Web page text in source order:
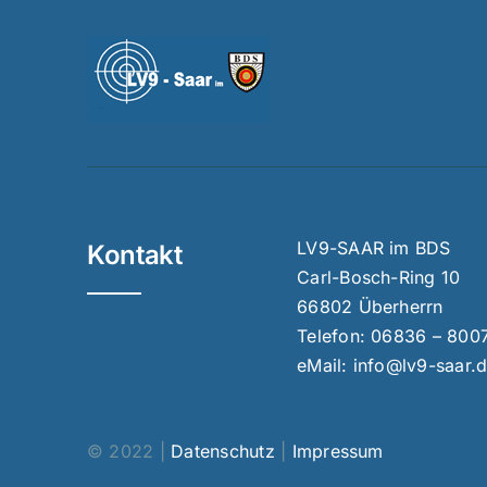
Kontakt
LV9-SAAR im BDS
Carl-Bosch-Ring 10
66802 Überherrn
Telefon: 06836 –
eMail: info@lv9-
© 2022 | Datenschutz Impressum